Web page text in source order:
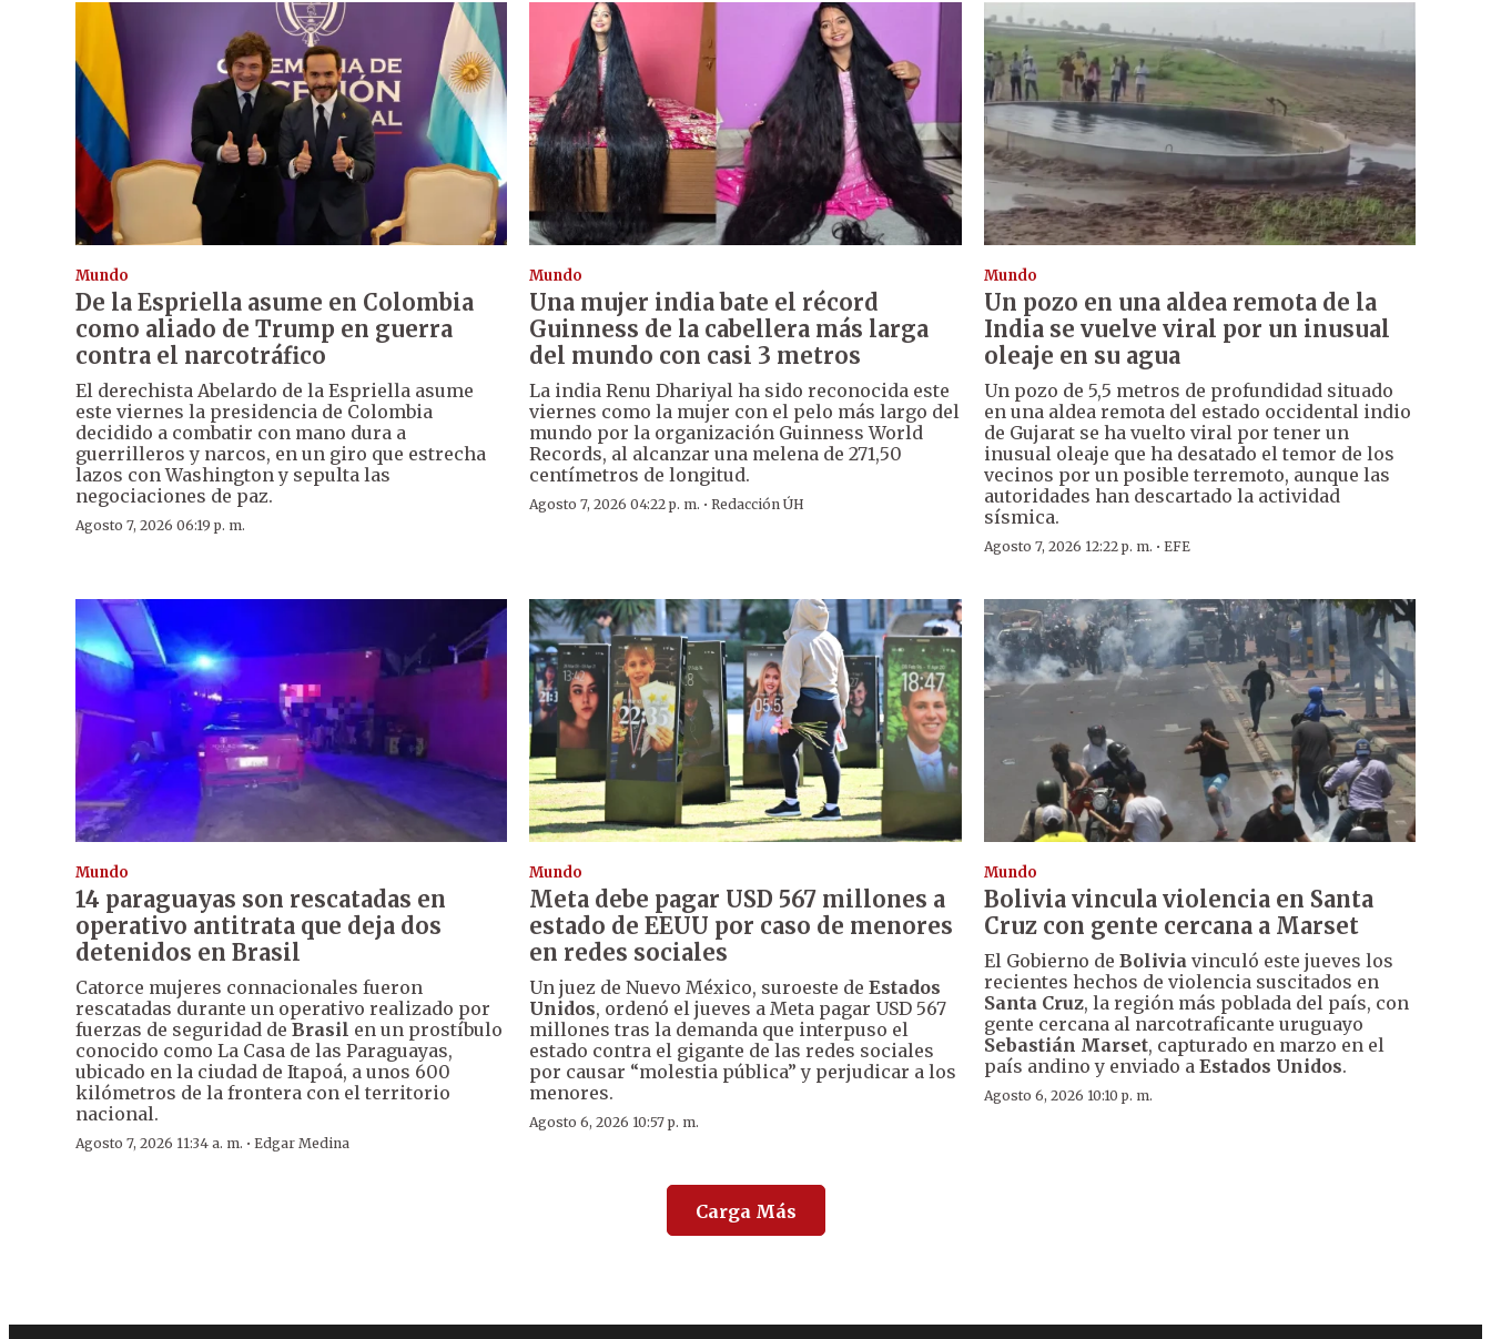
Mundo
De la Espriella asume en Colombia
como aliado de Trump en guerra
contra el narcotráfico
El derechista Abelardo de la Espriella asume
este viernes la presidencia de Colombia
decidido a combatir con mano dura a
guerrilleros y narcos, en un giro que estrecha
lazos con Washington y sepulta las
negociaciones de paz.
Agosto 7, 2026 06:19 p. m.
Mundo
Una mujer india bate el récord
Guinness de la cabellera más larga
del mundo con casi 3 metros
La india Renu Dhariyal ha sido reconocida este
viernes como la mujer con el pelo más largo del
mundo por la organización Guinness World
Records, al alcanzar una melena de 271,50
centímetros de longitud.
Agosto 7, 2026 04:22 p. m. ·Redacción ÚH
Mundo
Un pozo en una aldea remota de la
India se vuelve viral por un inusual
oleaje en su agua
Un pozo de 5,5 metros de profundidad situado
en una aldea remota del estado occidental indio
de Gujarat se ha vuelto viral por tener un
inusual oleaje que ha desatado el temor de los
vecinos por un posible terremoto, aunque las
autoridades han descartado la actividad
sísmica.
Agosto 7, 2026 12:22 p. m. · EFE
Mundo
14 paraguayas son rescatadas en
operativo antitrata que deja dos
detenidos en Brasil
Catorce mujeres connacionales fueron
rescatadas durante un operativo realizado por
fuerzas de seguridad de Brasil en un prostíbulo
conocido como La Casa de las Paraguayas,
ubicado en la ciudad de Itapoá, a unos 600
kilómetros de la frontera con el territorio
nacional.
Agosto 7, 2026 11:34 a. m. · Edgar Medina
Mundo
Meta debe pagar USD 567 millones a
estado de EEUU por caso de menores
en redes sociales
Un juez de Nuevo México, suroeste deEstados
Unidos, ordenó el jueves a Meta pagar USD 567
millones tras la demanda que interpuso el
estado contra el gigante de las redes sociales
por causar “molestia pública” y perjudicar a los
menores.
Agosto 6, 2026 10:57 p. m.
Mundo
Bolivia vincula violencia en Santa
Cruz con gente cercana a Marset
El Gobierno de Bolivia vinculó este jueves los
recientes hechos de violencia suscitados en
Santa Cruz, la región más poblada del país, con
gente cercana al narcotraficante uruguayo
Sebastián Marset, capturado en marzo en el
país andino y enviado a Estados Unidos.
Agosto 6, 2026 10:10 p. m.
Carga Más